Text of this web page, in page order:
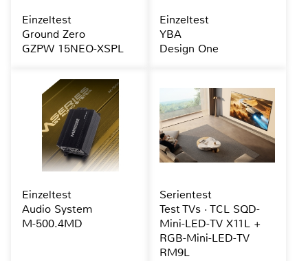
Einzeltest
Ground Zero
GZPW 15NEO-XSPL
Einzeltest
YBA
Design One
Einzeltest
Audio System
M-500.4MD
Serientest
Test TVs · TCL SQD-
Mini-LED-TV X11L +
RGB-Mini-LED-TV
RM9L